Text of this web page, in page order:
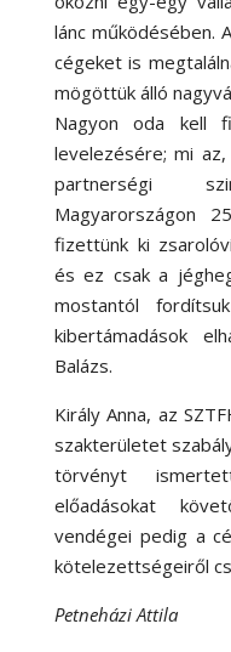
lánc működésében.
cégeket is
mögöttük álló
Nagyon oda kell
levelezésére; mi
partnerségi
Magyarországon
fizettünk ki
és ez csak a
mostantól
kibertámadások
Balázs.
Király Anna, az
szakterületet
törvényt
előadásokat
vendégei pedig a
kötelezettségeiről
Petneházi Attila